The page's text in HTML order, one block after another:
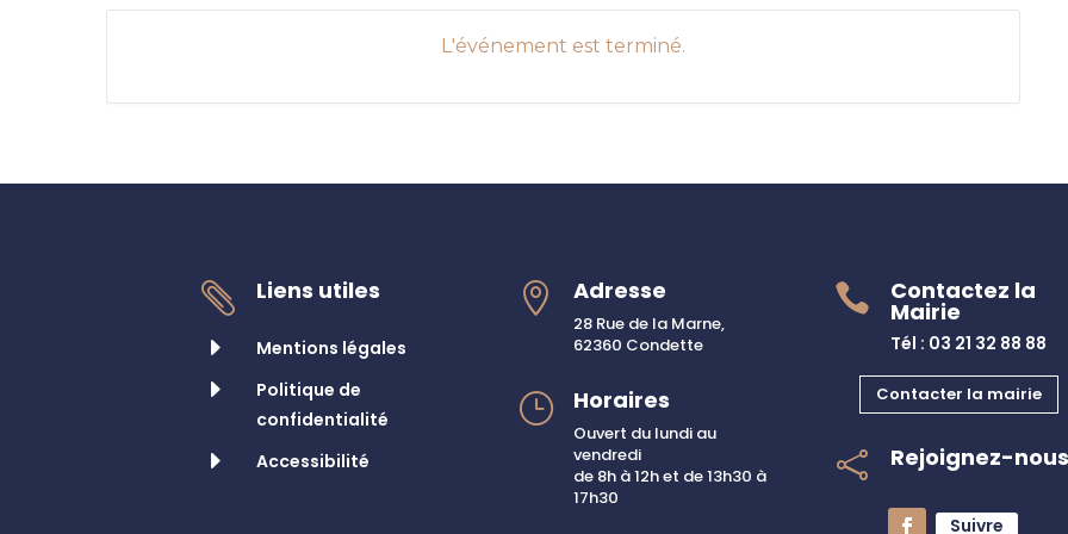
L'événement est terminé.

Liens utiles
E
Mentions légales
E
Politique de
confidentialité
E Accessibilité
 Adresse
28 Rue de la Marne,
62360 Condette
} Horaires
Ouvert du lundi au
vendredi
de 8h à 12h et de 13h30 à
17h30
 Contactez la
Mairie
Tél : 03 21 32 88 88
Contacter la mairie
 Rejoignez-nous
Suivre